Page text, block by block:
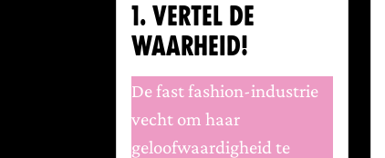
1. VERTEL DE
WAARHEID!
De fast fashion-industrie
vecht om haar
geloofwaardigheid te